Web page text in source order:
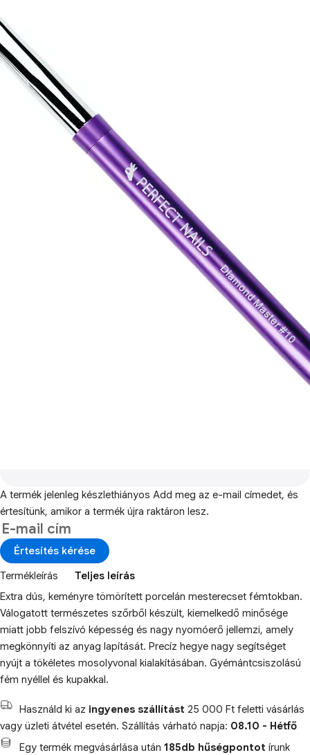
A termék jelenleg készlethiányos Add meg az e-mail címedet, és
értesítünk, amikor a termék újra raktáron lesz.
Értesítés kérése
Termékleírás
Teljes leírás
Extra dús, keményre tömörített porcelán mesterecset fémtokban.
Válogatott természetes szőrből készült, kiemelkedő minősége
miatt jobb felszívó képesség és nagy nyomóerő jellemzi, amely
megkönnyíti az anyag lapítását. Precíz hegye nagy segítséget
nyújt a tökéletes mosolyvonal kialakításában. Gyémántcsiszolású
fém nyéllel és kupakkal.
Használd ki az ingyenes szállítást 25 000 Ft feletti vásárlás
vagy üzleti átvétel esetén. Szállítás várható napja: 08.10 - Hétfő
Egy termék megvásárlása után 185db hűségpontot írunk